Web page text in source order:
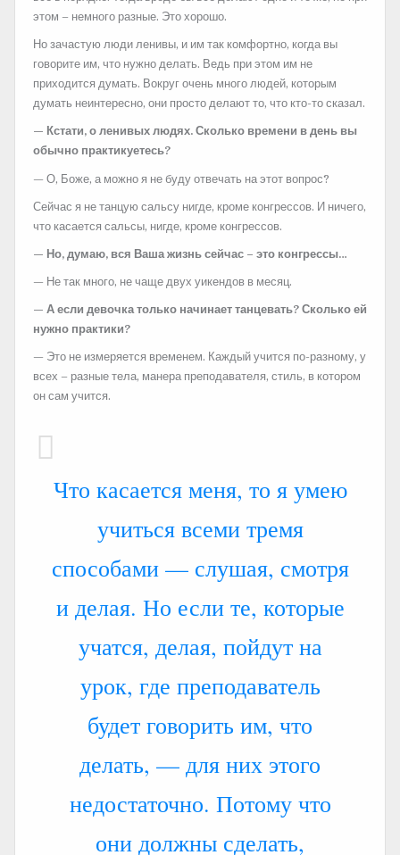
этом – немного разные. Это хорошо.
Но зачастую люди ленивы, и им так комфортно, когда вы
говорите им, что нужно делать. Ведь при этом им не
приходится думать. Вокруг очень много людей, которым
думать неинтересно, они просто делают то, что кто-то сказал.
— Кстати, о ленивых людях. Сколько времени в день вы
обычно практикуетесь?
— О, Боже, а можно я не буду отвечать на этот вопрос?
Сейчас я не танцую сальсу нигде, кроме конгрессов. И ничего,
что касается сальсы, нигде, кроме конгрессов.
— Но, думаю, вся Ваша жизнь сейчас – это конгрессы…
— Не так много, не чаще двух уикендов в месяц.
— А если девочка только начинает танцевать? Сколько ей
нужно практики?
— Это не измеряется временем. Каждый учится по-разному, у
всех – разные тела, манера преподавателя, стиль, в котором
он сам учится.
Что касается меня, то я умею
учиться всеми тремя
способами — слушая, смотря
и делая. Но если те, которые
учатся, делая, пойдут на
урок, где преподаватель
будет говорить им, что
делать, — для них этого
недостаточно. Потому что
они должны сделать,